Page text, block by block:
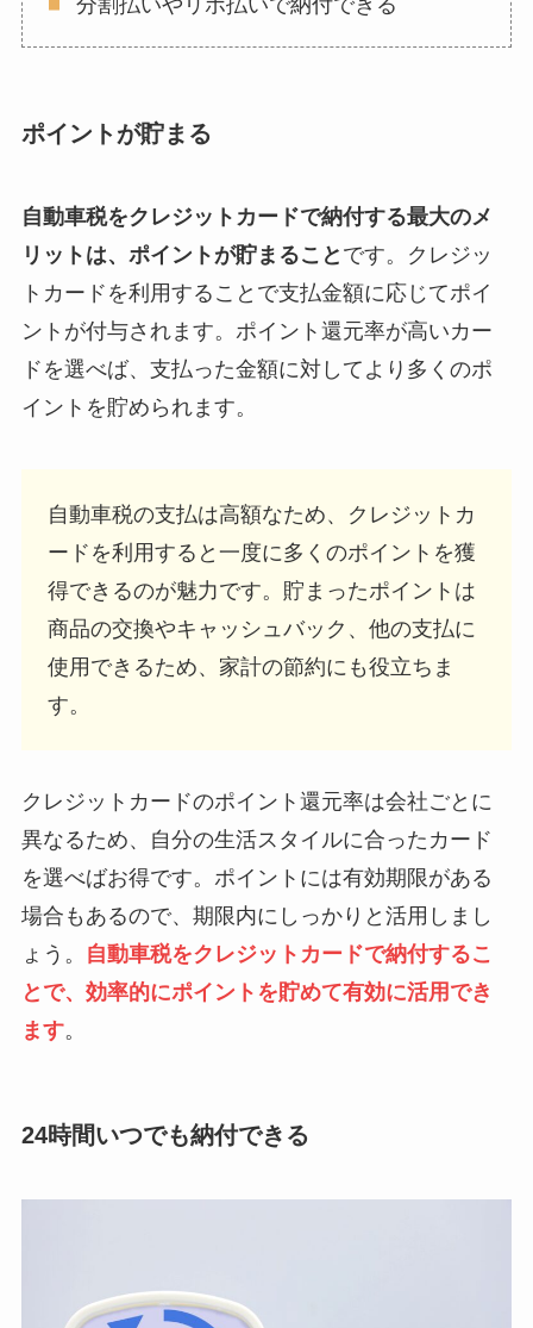
ポイントが貯まる
自動車税をクレジットカードで納付する最大のメ
リットは、ポイントが貯まること です。クレジッ
トカードを利用することで支払金額に応じてポイ
ントが付与されます。ポイント還元率が高いカー
ドを選べば、支払った金額に対してより多くのポ
イントを貯められます。
自動車税の支払は高額なため、クレジットカ
ードを利用すると一度に多くのポイントを獲
得できるのが魅力です。貯まったポイントは
商品の交換やキャッシュバック、他の支払に
使用できるため、家計の節約にも役立ちま
す。
クレジットカードのポイント還元率は会社ごとに
異なるため、自分の生活スタイルに合ったカード
を選べばお得です。ポイントには有効期限がある
場合もあるので、期限内にしっかりと活用しまし
ょう。
自動車税をクレジットカードで納付するこ
とで、効率的にポイントを貯めて有効に活用でき
ます。
24時間いつでも納付できる